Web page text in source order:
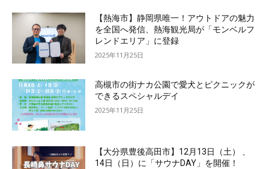
【熱海市】静岡県唯一！アウトドアの魅力
を全国へ発信、熱海観光局が「モンベルフ
レンドエリア」に登録
2025年11月25日
高槻市の街ナカ公園で愛犬とピクニックが
できるスペシャルデイ
2025年11月25日
【大分県豊後高田市】12月13日（土） 、
14日（日）に「サウナDAY」を開催！